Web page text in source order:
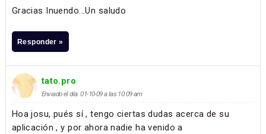
Gracias Inuendo...Un saludo
Responder »
tato.pro
Enviado el día: 01-10-09 a las 10:09 am
Hoa josu, pués sí , tengo ciertas dudas acerca de su
aplicación , y por ahora nadie ha venido a